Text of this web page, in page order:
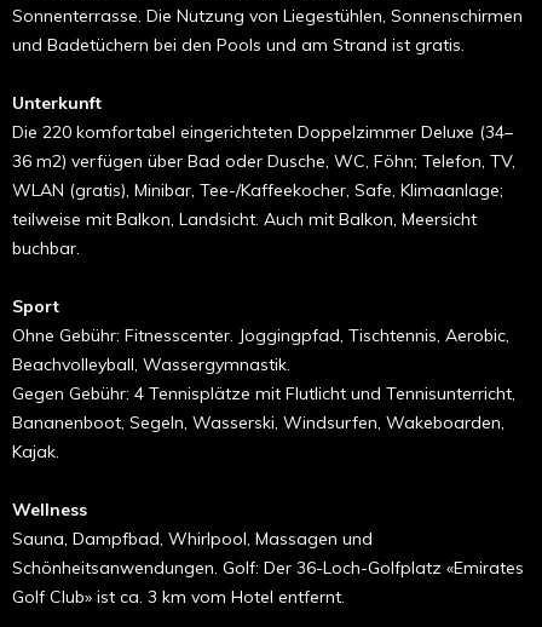
Sonnenterrasse. Die Nutzung von Liegestühlen, Sonnenschirmen
und Badetüchern bei den Pools und am Strand ist gratis.
Unterkunft
Die 220 komfortabel eingerichteten Doppelzimmer Deluxe (34–
36 m2) verfügen über Bad oder Dusche, WC, Föhn; Telefon, TV,
WLAN (gratis), Minibar, Tee-/Kaffeekocher, Safe, Klimaanlage;
teilweise mit Balkon, Landsicht. Auch mit Balkon, Meersicht
buchbar.
Sport
Ohne Gebühr: Fitnesscenter. Joggingpfad, Tischtennis, Aerobic,
Beachvolleyball, Wassergymnastik.
Gegen Gebühr: 4 Tennisplätze mit Flutlicht und Tennisunterricht,
Bananenboot, Segeln, Wasserski, Windsurfen, Wakeboarden,
Kajak.
Wellness
Sauna, Dampfbad, Whirlpool, Massagen und
Schönheitsanwendungen. Golf: Der 36-Loch-Golfplatz «Emirates
Golf Club» ist ca. 3 km vom Hotel entfernt.